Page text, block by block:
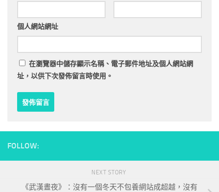
個人網站網址
在瀏覽器中儲存顯示名稱、電子郵件地址及個人網站網
址，以供下次發佈留言時使用。
FOLLOW:
NEXT STORY
《武漢晝夜》：沒有一個冬天不包養網站成超越，沒有